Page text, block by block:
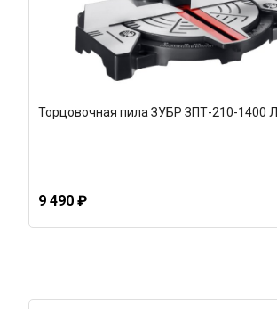
Торцовочная пила ЗУБР ЗПТ-210-1400 Л
9 490 ₽